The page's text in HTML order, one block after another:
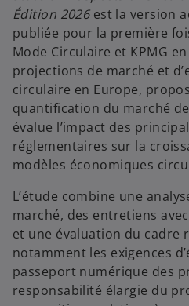
Édition 2026 est la version
publiée pour la première
Mode Circulaire et KPMG
projections de marché et
circulaire en Europe,
quantification du marché
évalue l’impact des
réglementaires sur la
modèles économiques
L’étude combine une
marché, des entretiens
et une évaluation du cadre
notamment les exigences
passeport numérique des
responsabilité élargie du